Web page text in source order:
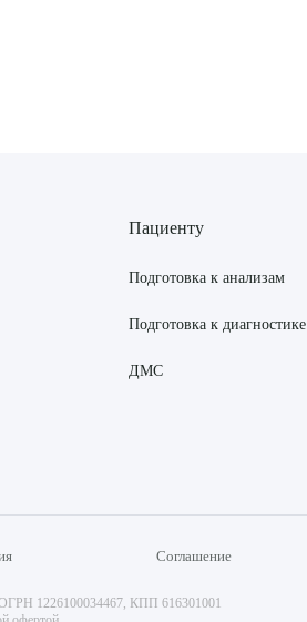
Пациенту
Подготовка к анализам
Подготовка к диагностике
ДМС
Соглашение
1226100034467, КПП 616301001